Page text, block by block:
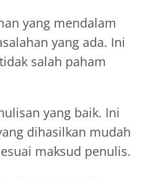
yang mendalam
yang ada. Ini
salah paham
yang baik. Ini
dihasilkan mudah
maksud penulis.